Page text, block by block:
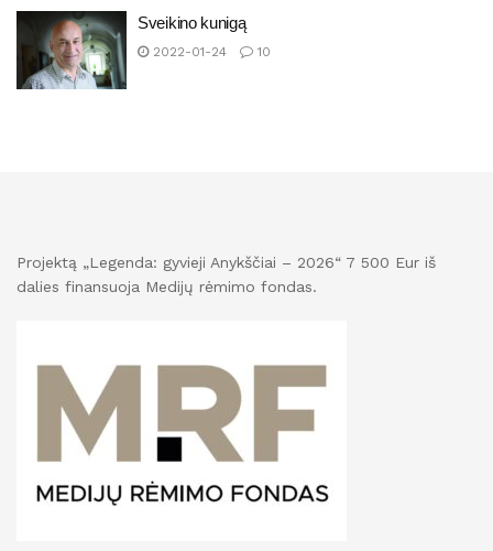
Sveikino kunigą
2022-01-24 10
Projektą „Legenda: gyvieji Anykščiai – 2026“ 7 500 Eur iš
dalies finansuoja Medijų rėmimo fondas.